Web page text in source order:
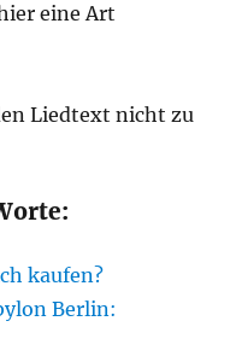
eine Art
Liedtext nicht zu
kaufen?
Berlin: